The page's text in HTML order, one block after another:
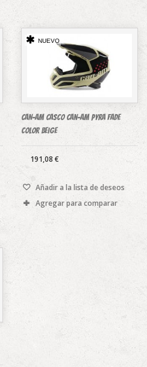
NUEVO
CAN-AM casco Can-Am Pyra Fade
color beige
191,08 €
Añadir a la lista de deseos
Agregar para comparar